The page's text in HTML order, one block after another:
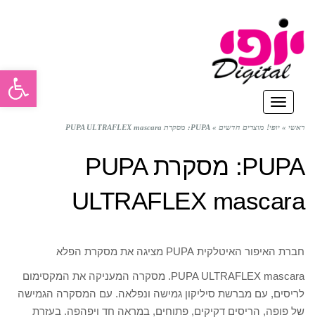
תפריט
ראשי » יופי! מוצרים חדשים » PUPA: מסקרת PUPA ULTRAFLEX mascara
PUPA: מסקרת PUPA
ULTRAFLEX mascara
חברת האיפור האיטלקית PUPA מציגה את מסקרת הפלא
PUPA ULTRAFLEX mascara. מסקרה המעניקה את המקסימום
לריסים, עם מברשת סיליקון גמישה ונפלאה. עם המסקרה הגמישה
של פופה, הריסים דקיקים, פתוחים, במראה חד ויפהפה. בעזרת
פתח